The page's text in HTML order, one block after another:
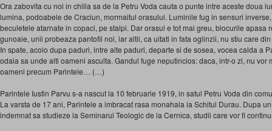
Ora zabovita cu noi in chilia sa de la Petru Voda cauta o punte intre aceste doua
lumina, podoabele de Craciun, mormaitul orasului. Luminile fug in sensuri
beculetele atarnate in copaci, pe stalpi. Dar orasul e tot mai greu, blocurile apasa
gunoaie, unii probeaza pantofii noi, iar altii, ca uitati in fata oglinzii, nu stiu care
In spate, acolo dupa paduri, intre alte paduri, departe si de sosea, vocea calda a
odaia sa unde alti oameni asculta. Gandul fuge neputincios: daca, intr-o zi, nu vor
oameni precum Parintele… (…)
Parintele Iustin Parvu s-a nascut la 10 februarie 1919, in satul Petru Voda din
La varsta de 17 ani, Parintele a imbracat rasa monahala la Schitul Durau. Dupa
indemnat sa studieze la Seminarul Teologic de la Cernica, studii care vor fi